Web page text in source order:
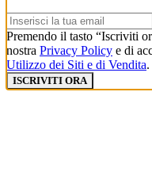
Premendo il tasto “Iscriviti
nostra Privacy Policy e di
Utilizzo dei Siti e di Vendita.
ISCRIVITI ORA